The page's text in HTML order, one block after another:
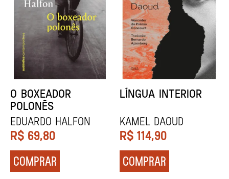
DENTES BRANCOS
Zadie Smith
R$ 129,90
COMPRAR
UCRÂNIA
Andrei Kurkov
R$ 139,90
COMPRAR